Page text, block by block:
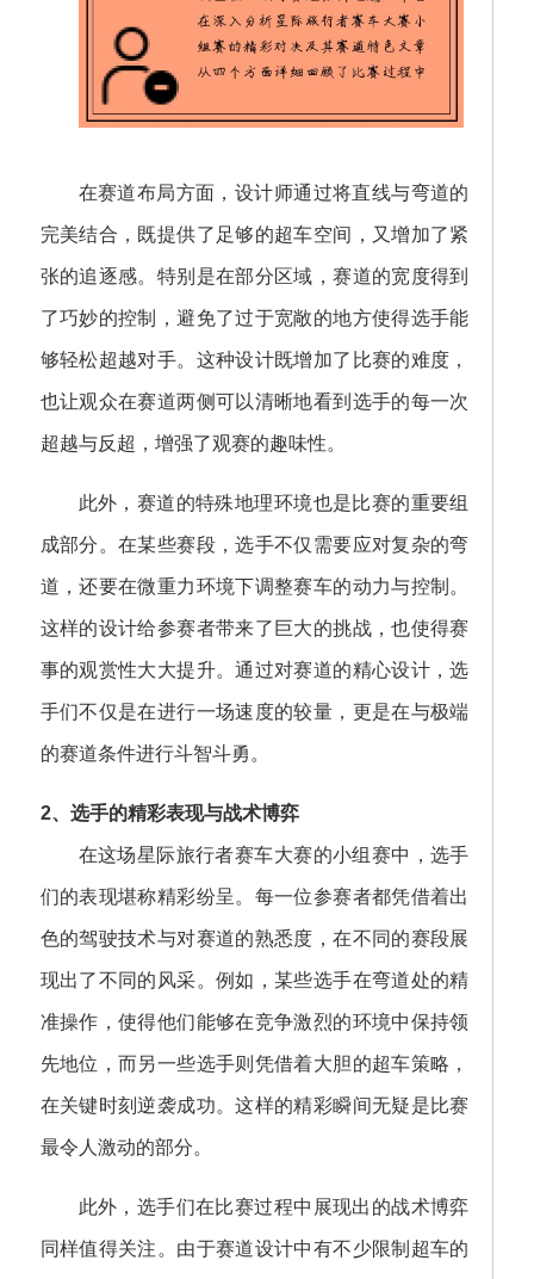
在赛道布局方面，设计师通过将直线与弯道的
完美结合，既提供了足够的超车空间，又增加了紧
张的追逐感。特别是在部分区域，赛道的宽度得到
了巧妙的控制，避免了过于宽敞的地方使得选手能
够轻松超越对手。这种设计既增加了比赛的难度，
也让观众在赛道两侧可以清晰地看到选手的每一次
超越与反超，增强了观赛的趣味性。
此外，赛道的特殊地理环境也是比赛的重要组
成部分。在某些赛段，选手不仅需要应对复杂的弯
道，还要在微重力环境下调整赛车的动力与控制。
这样的设计给参赛者带来了巨大的挑战，也使得赛
事的观赏性大大提升。通过对赛道的精心设计，选
手们不仅是在进行一场速度的较量，更是在与极端
的赛道条件进行斗智斗勇。
2、选手的精彩表现与战术博弈
在这场星际旅行者赛车大赛的小组赛中，选手
们的表现堪称精彩纷呈。每一位参赛者都凭借着出
色的驾驶技术与对赛道的熟悉度，在不同的赛段展
现出了不同的风采。例如，某些选手在弯道处的精
准操作，使得他们能够在竞争激烈的环境中保持领
先地位，而另一些选手则凭借着大胆的超车策略，
在关键时刻逆袭成功。这样的精彩瞬间无疑是比赛
最令人激动的部分。
此外，选手们在比赛过程中展现出的战术博弈
同样值得关注。由于赛道设计中有不少限制超车的